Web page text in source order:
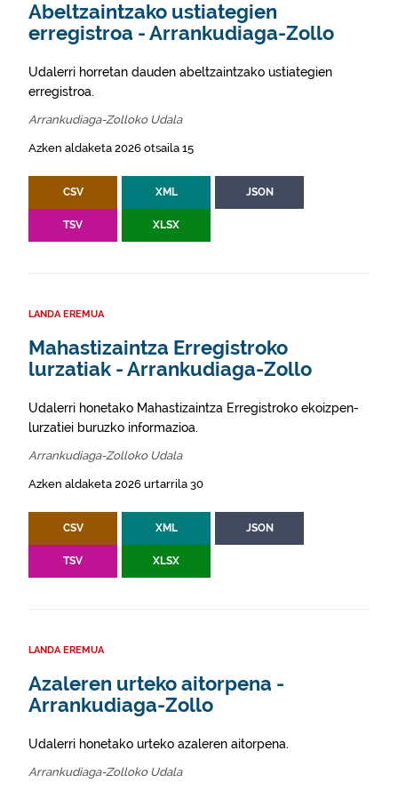
Abeltzaintzako ustiategien
erregistroa - Arrankudiaga-Zollo
Udalerri horretan dauden abeltzaintzako ustiategien
erregistroa.
Arrankudiaga-Zolloko Udala
Azken aldaketa 2026 otsaila 15
CSV XML JSON
TSV XLSX
LANDA EREMUA
Mahastizaintza Erregistroko
lurzatiak - Arrankudiaga-Zollo
Udalerri honetako Mahastizaintza Erregistroko ekoizpen-
lurzatiei buruzko informazioa.
Arrankudiaga-Zolloko Udala
Azken aldaketa 2026 urtarrila 30
CSV XML JSON
TSV XLSX
LANDA EREMUA
Azaleren urteko aitorpena -
Arrankudiaga-Zollo
Udalerri honetako urteko azaleren aitorpena.
Arrankudiaga-Zolloko Udala